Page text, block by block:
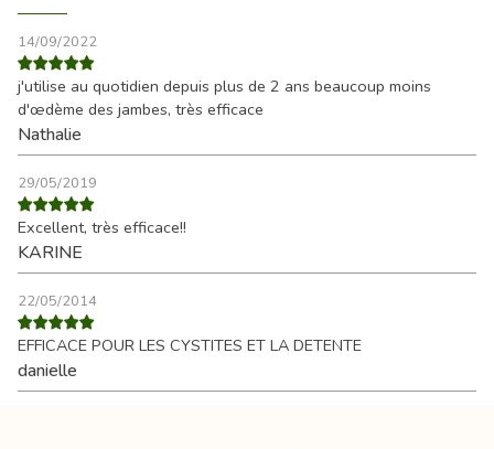
14/09/2022
j'utilise au quotidien depuis plus de 2 ans beaucoup moins
d'œdème des jambes, très efficace
Nathalie
29/05/2019
Excellent, très efficace!!
KARINE
22/05/2014
EFFICACE POUR LES CYSTITES ET LA DETENTE
danielle